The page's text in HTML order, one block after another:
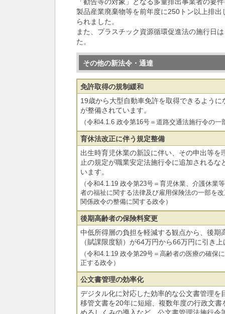
製品産業廃棄物等を前年度に250トン以上排
られました。
また、プラスチック資源循環促進法の施行日
た。
その他の新法令・通達
免許取得の規制緩和
19歳から大型自動車免許を取得できるよう
が整備されています。
（令和4.1.6 政令第16号＝道路交通法施行令の
育休法改正に伴う規定整備
出生時育児休業の新設に伴い、その申出等を
止の規定が職業安定法施行令に追加されるな
います。
（令和4.1.19 政令第23号＝育児休業、介護休業
者の福祉に関する法律及び雇用保険法の一部を
関係政令の整備に関する政令）
後期高齢者の保険料変更
中低所得層の負担を軽減する観点から、後期
（賦課限度額）が64万円から66万円に引き
（令和4.1.19 政令第29号＝高齢者の医療の確保
正する政令）
公文書管理の効率化
デジタル化に対応した効率的な公文書管理を
移管文書を20年に短縮、複数年度の行政文